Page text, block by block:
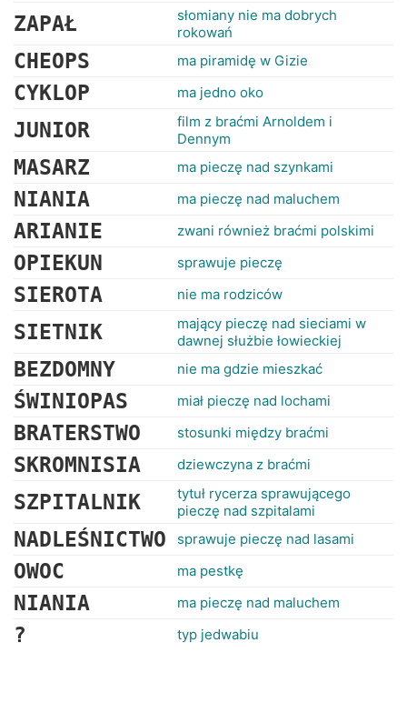
ZAPAŁ
słomiany nie ma dobrych
rokowań
CHEOPS ma piramidę w Gizie
CYKLOP ma jedno oko
JUNIOR
film z braćmi Arnoldem i
Dennym
MASARZ ma pieczę nad szynkami
NIANIA ma pieczę nad maluchem
ARIANIE zwani również braćmi polskimi
OPIEKUN sprawuje pieczę
SIEROTA nie ma rodziców
SIETNIK
mający pieczę nad sieciami w
dawnej służbie łowieckiej
BEZDOMNY nie ma gdzie mieszkać
ŚWINIOPAS miał pieczę nad lochami
BRATERSTWO stosunki między braćmi
SKROMNISIA dziewczyna z braćmi
SZPITALNIK
tytuł rycerza sprawującego
pieczę nad szpitalami
NADLEŚNICTWO sprawuje pieczę nad lasami
OWOC ma pestkę
NIANIA ma pieczę nad maluchem
? typ jedwabiu